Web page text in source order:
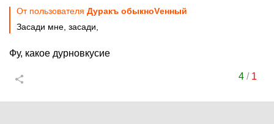
От пользователя Дуракъ обыкноVенный
Засади мне, засади,
Фу, какое дурновкусие
4/ 1